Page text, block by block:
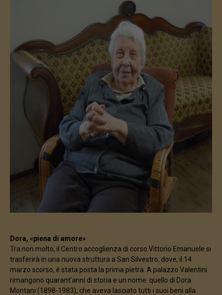
Dora, «piena di amore»
Tra non molto, il Centro accoglienza di corso Vittorio Emanuele si
trasferirà in una nuova struttura a San Silvestro, dove, il 14
marzo scorso, è stata posta la prima pietra. A palazzo Valentini
rimangono quarant’anni di storia e un nome: quello di Dora
Montani (1898-1983), che aveva lasciato tutti i suoi beni alla